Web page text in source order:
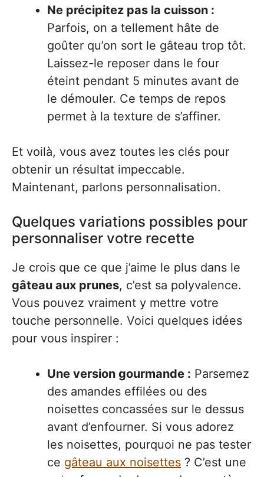
Ne précipitez pas la cuisson :
Parfois, on a tellement hâte de
goûter qu’on sort le gâteau trop tôt.
Laissez-le reposer dans le four
éteint pendant 5 minutes avant de
le démouler. Ce temps de repos
permet à la texture de s’affiner.
Et voilà, vous avez toutes les clés pour
obtenir un résultat impeccable.
Maintenant, parlons personnalisation.
Quelques variations possibles pour
personnaliser votre recette
Je crois que ce que j’aime le plus dans le
gâteau aux prunes, c’est sa polyvalence.
Vous pouvez vraiment y mettre votre
touche personnelle. Voici quelques idées
pour vous inspirer :
Une version gourmande : Parsemez
des amandes effilées ou des
noisettes concassées sur le dessus
avant d’enfourner. Si vous adorez
les noisettes, pourquoi ne pas tester
ce gâteau aux noisettes ? C’est une